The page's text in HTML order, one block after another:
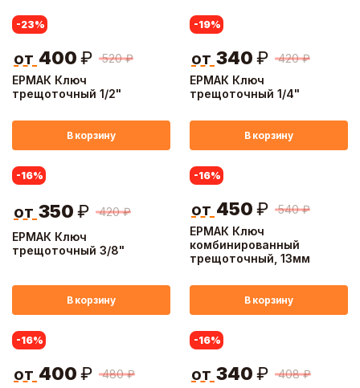
ЕРМАК Ключ
трещоточный 1/2"
-23%
520 ₽
от 400 ₽
В корзину
ЕРМАК Ключ
трещоточный 1/4"
-19%
420 ₽
от 340 ₽
В корзину
ЕРМАК Ключ
трещоточный 3/8"
-16%
420 ₽
от 350 ₽
В корзину
ЕРМАК Ключ
комбинированный
трещоточный, 13мм
-16%
540 ₽
от 450 ₽
В корзину
-16%
480 ₽
от 400 ₽
-16%
408 ₽
от 340 ₽